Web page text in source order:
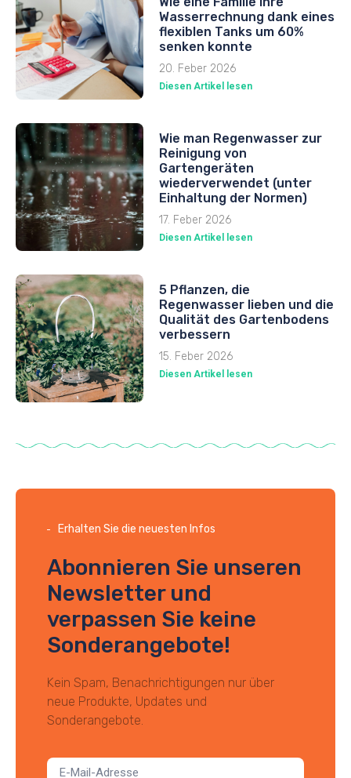
Wasserrechnung dank eines
flexiblen Tanks um 60%
senken konnte
20. Feber 2026
Diesen Artikel lesen
Wie man Regenwasser zur
Reinigung von
Gartengeräten
wiederverwendet (unter
Einhaltung der Normen)
17. Feber 2026
Diesen Artikel lesen
5 Pflanzen, die
Regenwasser lieben und die
Qualität des Gartenbodens
verbessern
15. Feber 2026
Diesen Artikel lesen
Erhalten Sie die neuesten Infos
Abonnieren Sie unseren
Newsletter und
verpassen Sie keine
Sonderangebote!
Kein Spam, Benachrichtigungen nur über
neue Produkte, Updates und
Sonderangebote.